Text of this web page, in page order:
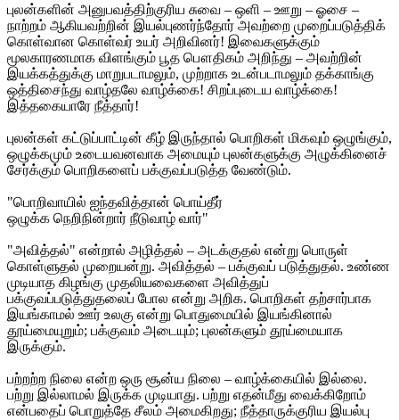
புலன்களின் அனுபவத்திற்குரிய சுவை – ஒளி – ஊறு – ஓசை –
நாற்றம் ஆகியவற்றின் இயல்புணர்ந்தோர் அவற்றை முறைப்படுத்திக்
கொள்வான கொள்வர் உயர் அறிவினர்! இவைகளுக்கும்
மூலகாரணமாக விளங்கும் பூத பௌதிகம் அறிந்து – அவற்றின்
இயக்கத்துக்கு மாறுபடாமலும், முற்றாக உடன்படாமலும் தக்காங்கு
ஒத்திசைந்து வாழ்தலே வாழ்க்கை! சிறப்புடைய வாழ்க்கை!
இத்தகையாரே நீத்தார்!
புலன்கள் கட்டுப்பாட்டின் கீழ் இருந்தால் பொறிகள் மிகவும் ஒழுங்கும்,
ஒழுக்கமும் உடையவனவாக அமையும் புலன்களுக்கு அழுக்கினைச்
சேர்க்கும் பொறிகளைப் பக்குவப்படுத்த வேண்டும்.
"பொறிவாயில் ஐந்தவித்தான் பொய்தீர்
ஒழுக்க நெறிநின்றார் நீடுவாழ் வார்"
"அவித்தல்" என்றால் அழித்தல் – அடக்குதல் என்று பொருள்
கொள்ளுதல் முறையன்று. அவித்தல் – பக்குவப் படுத்துதல். உண்ண
முடியாத கிழங்கு முதலியவைகளை அவித்துப்
பக்குவப்படுத்துதலைப் போல என்று அறிக. பொறிகள் தற்சார்பாக
இயங்காமல் ஊர் உலகு என்று பொதுமையில் இயங்கினால்
தூய்மையுறும்; பக்குவம் அடையும்; புலன்களும் தூய்மையாக
இருக்கும்.
பற்றற்ற நிலை என்ற ஒரு சூன்ய நிலை – வாழ்க்கையில் இல்லை.
பற்று இல்லாமல் இருக்க முடியாது. பற்று எதன்மீது வைக்கிறோம்
என்பதைப் பொறுத்தே சீலம் அமைகிறது; நீத்தாருக்குரிய இயல்பு